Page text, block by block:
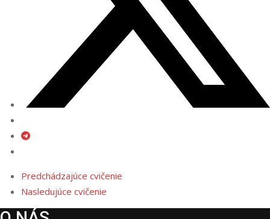
Predchádzajúce cvičenie
Nasledujúce cvičenie